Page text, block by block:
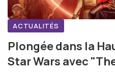
ACTUALITÉS
Plongée dans la
Star Wars avec